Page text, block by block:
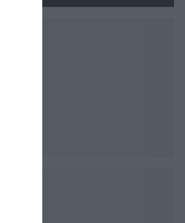
τον Ιούλιο